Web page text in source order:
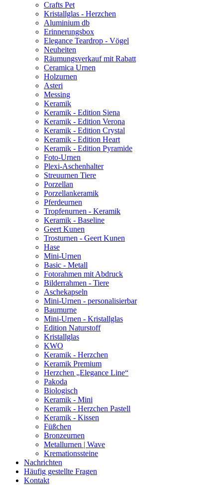
Crafts Pet
Kristallglas - Herzchen
Aluminium db
Erinnerungsbox
Elegance Teardrop - Vögel
Neuheiten
Räumungsverkauf mit Rabatt
Ceramica Urnen
Holzurnen
Asteri
Messing
Keramik
Keramik - Edition Siena
Keramik - Edition Verona
Keramik - Edition Crystal
Keramik - Edition Heart
Keramik - Edition Pyramide
Foto-Urnen
Plexi-Aschenhalter
Streuurnen Tiere
Porzellan
Porzellankeramik
Pferdeurnen
Tropfenurnen - Keramik
Keramik - Baseline
Geert Kunen
Trosturnen - Geert Kunen
Hase
Mini-Urnen
Basic - Metall
Fotorahmen mit Abdruck
Bilderrahmen - Tiere
Aschekapseln
Mini-Urnen - personalisierbar
Baumurne
Mini-Urnen - Kristallglas
Edition Naturstoff
Kristallglas
KWO
Keramik - Herzchen
Keramik Premium
Herzchen „Elegance Line“
Pakoda
Biologisch
Keramik - Mini
Keramik - Herzchen Pastell
Keramik - Kissen
Füßchen
Bronzeurnen
Metallurnen | Wave
Kremationssteine
Nachrichten
Häufig gestellte Fragen
Kontakt